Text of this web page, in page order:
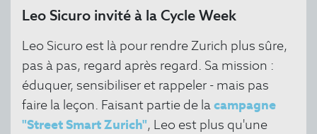
Leo Sicuro invité à la Cycle Week
Leo Sicuro est là pour rendre Zurich plus sûre,
pas à pas, regard après regard. Sa mission :
éduquer, sensibiliser et rappeler - mais pas
faire la leçon. Faisant partie de lacampagne
"Street Smart Zurich", Leo est plus qu'une